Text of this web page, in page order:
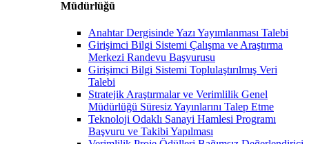
Müdürlüğü
Anahtar Dergisinde Yazı Yayımlanması Talebi
Girişimci Bilgi Sistemi Çalışma ve Araştırma
Merkezi Randevu Başvurusu
Girişimci Bilgi Sistemi Toplulaştırılmış Veri
Talebi
Stratejik Araştırmalar ve Verimlilik Genel
Müdürlüğü Süresiz Yayınlarını Talep Etme
Teknoloji Odaklı Sanayi Hamlesi Programı
Başvuru ve Takibi Yapılması